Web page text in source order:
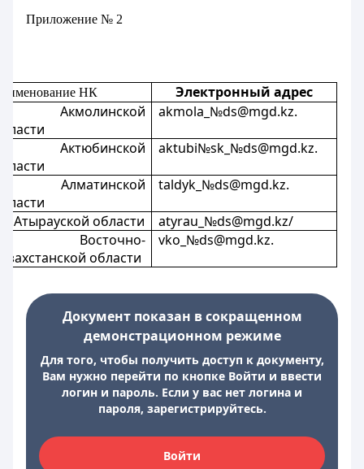
Приложение № 2
НК
Электронный адрес
Акмолинской
akmola_№ds@mgd.kz.
Актюбинской
aktubi№sk_№ds@mgd.kz.
Алматинской
taldyk_№ds@mgd.kz.
Атырауской области
atyrau_№ds@mgd.kz/
Восточно-
области
vko_№ds@mgd.kz.
Документ показан в сокращенном
демонстрационном режиме
Для того, чтобы получить доступ к документу,
Вам нужно перейти по кнопке Войти и ввести
логин и пароль. Если у вас нет логина и
пароля, зарегистрируйтесь.
Войти